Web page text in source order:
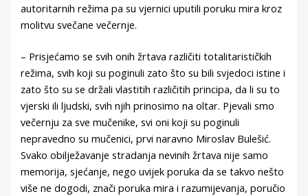
autoritarnih režima pa su vjernici uputili poruku mira kroz
molitvu svečane večernje.
– Prisjećamo se svih onih žrtava različiti totalitarističkih
režima, svih koji su poginuli zato što su bili svjedoci istine i
zato što su se držali vlastitih različitih principa, da li su to
vjerski ili ljudski, svih njih prinosimo na oltar. Pjevali smo
večernju za sve mučenike, svi oni koji su poginuli
nepravedno su mučenici, prvi naravno Miroslav Bulešić.
Svako obilježavanje stradanja nevinih žrtava nije samo
memorija, sjećanje, nego uvijek poruka da se takvo nešto
više ne dogodi, znači poruka mira i razumijevanja, poručio